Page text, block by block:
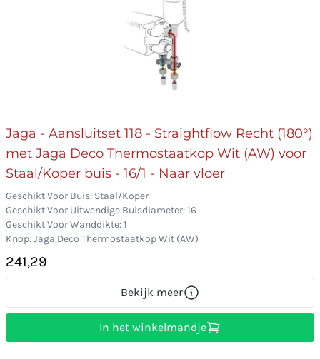
Jaga - Aansluitset 118 - Straightflow Recht (180°)
met Jaga Deco Thermostaatkop Wit (AW) voor
Staal/Koper buis - 16/1 - Naar vloer
Geschikt Voor Buis: Staal/Koper
Geschikt Voor Uitwendige Buisdiameter: 16
Geschikt Voor Wanddikte: 1
Knop: Jaga Deco Thermostaatkop Wit (AW)
241,29
Bekijk meer
In het winkelmandje